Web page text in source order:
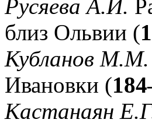
Русяева А.И.
близ Ольвии (
Кубланов М.М.
Ивановки (
Кастанаян